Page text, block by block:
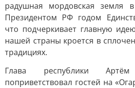
радушная мордовская земля
Президентом РФ годом
что подчеркивает главную
нашей страны кроется в
традициях.
Глава республики
поприветствовал гостей на